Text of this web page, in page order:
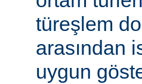
türeşlem
arasından
uygun